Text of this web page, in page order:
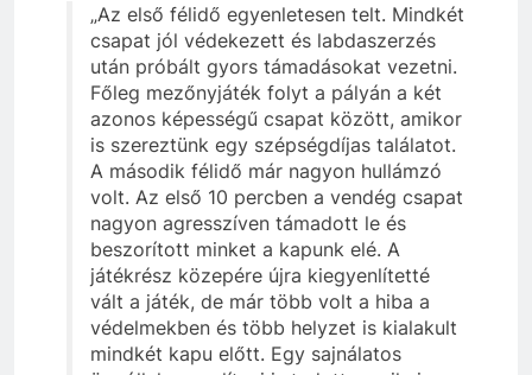
„Az első félidő egyenletesen telt. Mindkét
csapat jól védekezett és labdaszerzés
után próbált gyors támadásokat vezetni.
Főleg mezőnyjáték folyt a pályán a két
azonos képességű csapat között, amikor
is szereztünk egy szépségdíjas találatot.
A második félidő már nagyon hullámzó
volt. Az első 10 percben a vendég csapat
nagyon agresszíven támadott le és
beszorított minket a kapunk elé. A
játékrész közepére újra kiegyenlítetté
vált a játék, de már több volt a hiba a
védelmekben és több helyzet is kialakult
mindkét kapu előtt. Egy sajnálatos